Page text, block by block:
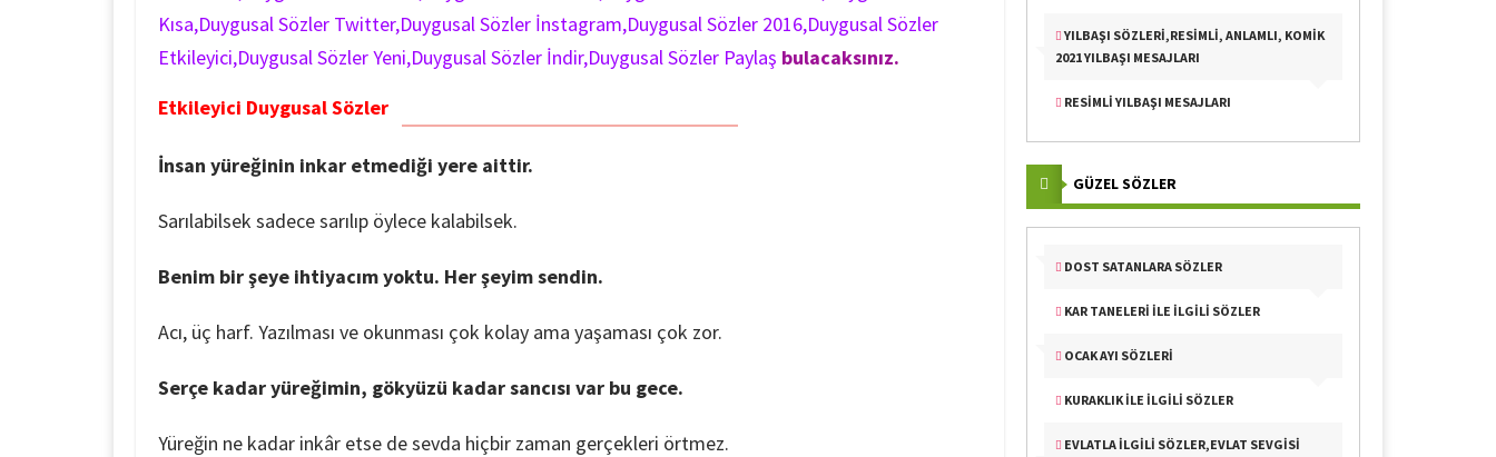
Kısa,Duygusal Sözler Twitter,Duygusal Sözler İnstagram,Duygusal Sözler 2016,Duygusal Sözler
Etkileyici,Duygusal Sözler Yeni,Duygusal Sözler İndir,Duygusal Sözler Paylaş bulacaksınız.
Etkileyici Duygusal Sözler
İnsan yüreğinin inkar etmediği yere aittir.
Sarılabilsek sadece sarılıp öylece kalabilsek.
Benim bir şeye ihtiyacım yoktu. Her şeyim sendin.
Acı, üç harf. Yazılması ve okunması çok kolay ama yaşaması çok zor.
Serçe kadar yüreğimin, gökyüzü kadar sancısı var bu gece.
Yüreğin ne kadar inkâr etse de sevda hiçbir zaman gerçekleri örtmez.
YILBAŞI SÖZLERI,RESIMLI, ANLAMLI, KOMIK
2021 YILBAŞI MESAJLARI
RESIMLI YILBAŞI MESAJLARI
GÜZEL SÖZLER
DOST SATANLARA SÖZLER
KAR TANELERI İLE İLGILI SÖZLER
OCAK AYI SÖZLERI
KURAKLIK İLE İLGILI SÖZLER
EVLATLA İLGILI SÖZLER,EVLAT SEVGISI